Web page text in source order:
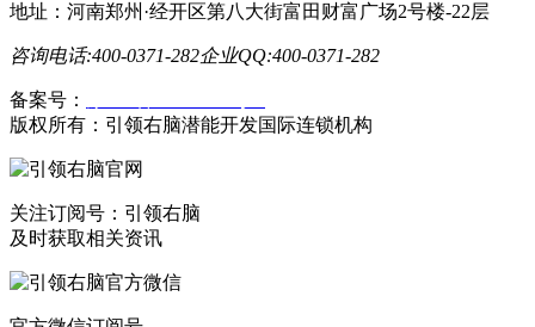
地址：河南郑州·经开区第八大街富田财富广场2号楼-22层
咨询电话:400-0371-282企业QQ:400-0371-282
备案号：
版权所有：引领右脑潜能开发国际连锁机构
关注订阅号：引领右脑
及时获取相关资讯